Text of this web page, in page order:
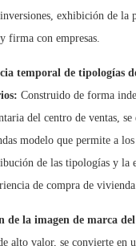
exhibición de la
firma con empresas.
temporal de tipologías
Construido de forma
del centro de ventas, se
modelo que permite a
de las tipologías y la
de compra de vivienda.
de la imagen de marca
alto valor, se convierte en